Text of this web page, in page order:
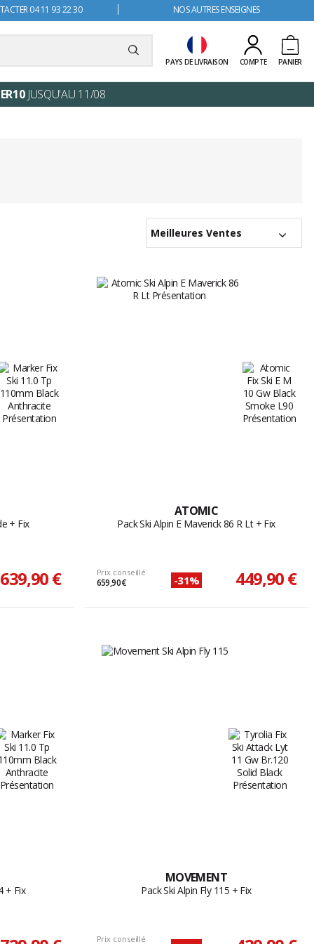
04 11 93 22 30 NOS AUTRES ENSEIGNES
PAYS DE LIVRAISON COMPTE PANIER
JUSQU'AU 11/08
Meilleures Ventes
+ Fix
639,90 €
ATOMIC
Pack Ski Alpin E Maverick 86 R Lt + Fix
Prix conseillé
659,90 € -31% 449,90 €
+ Fix
MOVEMENT
Pack Ski Alpin Fly 115 + Fix
Prix conseillé